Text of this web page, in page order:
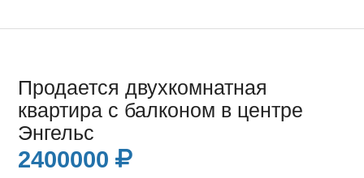
Продается двухкомнатная
квартира с балконом в центре
Энгельс
2400000